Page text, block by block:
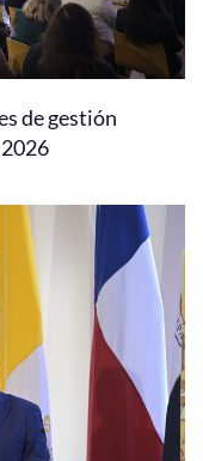
de gestión